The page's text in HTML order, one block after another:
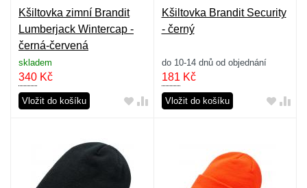
Kšiltovka zimní Brandit
Lumberjack Wintercap -
černá-červená
skladem
340 Kč
Vložit do košíku
Kšiltovka Brandit Security
- černý
do 10-14 dnů od objednání
181 Kč
Vložit do košíku